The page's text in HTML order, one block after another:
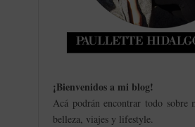
¡Bienvenidos a mi blog!
Acá podrán encontrar todo sobre
belleza, viajes y lifestyle.